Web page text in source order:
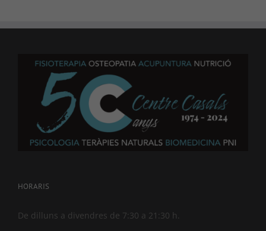
HORARIS
De dilluns a divendres de 7:30 a 21:30 h.